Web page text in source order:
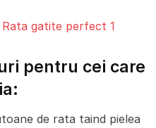
pentru cei care
de rata taind pielea